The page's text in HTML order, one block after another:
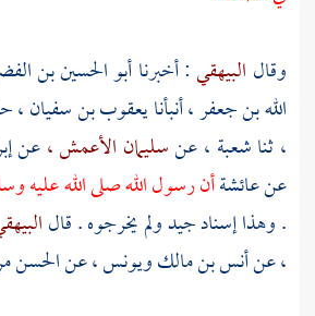
وقال البيهقي: أخبرناأبو الحسين بن
الله بن جعفر ،أنبأنايعقوب بن سفيان ،
،ثناشعبة ،عنسليمان الأعمش ،عن
عنعائشةأن رسول الله صلى الله
. وهذا إسناد جيد ولم يخرجوه . قال
،عنأنس بن مالكويونس ،عنالحسن